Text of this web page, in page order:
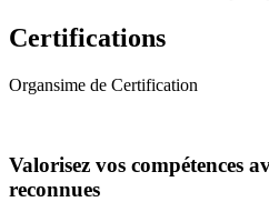
Certifications
Organsime de Certification
Valorisez vos compétences
reconnues